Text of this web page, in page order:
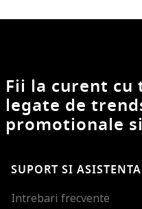
Fii la curent
legate de
promotionale
SUPORT SI ASISTENTA
Intrebari frecvente